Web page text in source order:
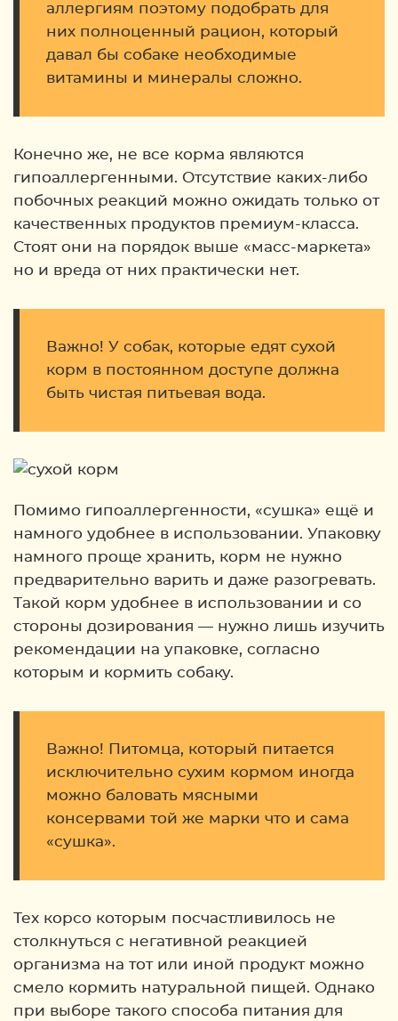
аллергиям поэтому подобрать для
них полноценный рацион, который
давал бы собаке необходимые
витамины и минералы сложно.
Конечно же, не все корма являются
гипоаллергенными. Отсутствие каких-либо
побочных реакций можно ожидать только от
качественных продуктов премиум-класса.
Стоят они на порядок выше «масс-маркета»
но и вреда от них практически нет.
Важно! У собак, которые едят сухой
корм в постоянном доступе должна
быть чистая питьевая вода.
Помимо гипоаллергенности, «сушка» ещё и
намного удобнее в использовании. Упаковку
намного проще хранить, корм не нужно
предварительно варить и даже разогревать.
Такой корм удобнее в использовании и со
стороны дозирования — нужно лишь изучить
рекомендации на упаковке, согласно
которым и кормить собаку.
Важно! Питомца, который питается
исключительно сухим кормом иногда
можно баловать мясными
консервами той же марки что и сама
«сушка».
Тех корсо которым посчастливилось не
столкнуться с негативной реакцией
организма на тот или иной продукт можно
смело кормить натуральной пищей. Однако
при выборе такого способа питания для